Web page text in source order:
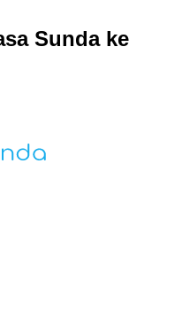
Sunda ke